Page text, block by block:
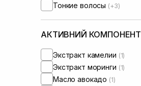
Тонкие волосы (+3)
АКТИВНИЙ КОМПОНЕНТ
Экстракт камелии (1)
Экстракт моринги (1)
Масло авокадо (1)